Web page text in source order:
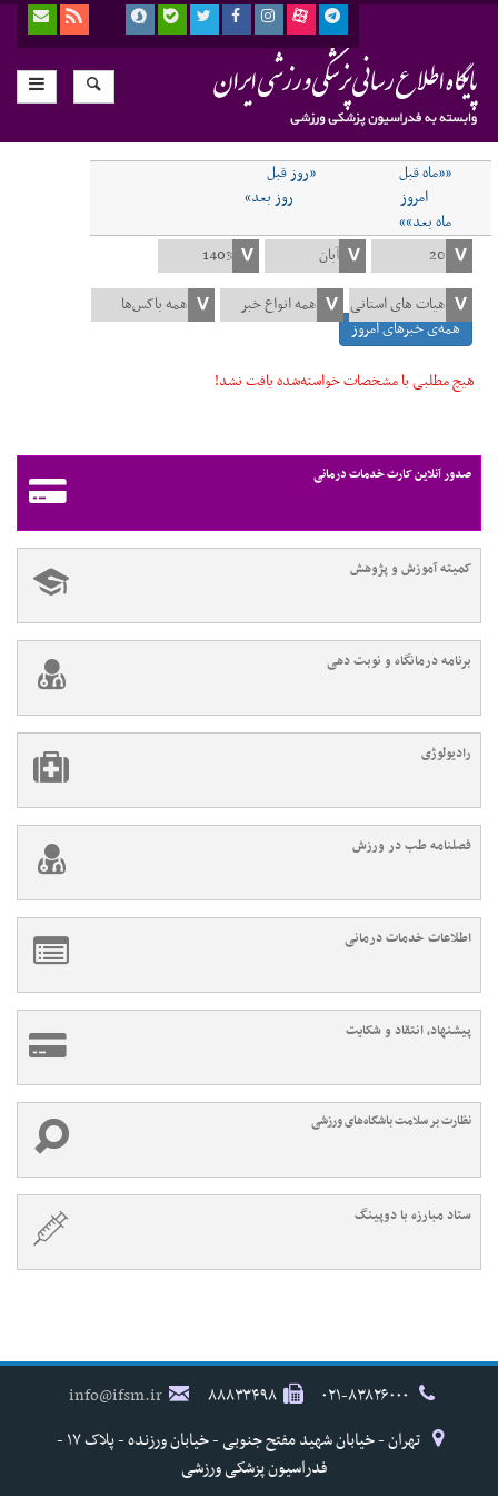
««ماه قبل
«روز قبل
امروز
روز بعد»
ماه بعد»»
همه‌ی خبرهای امروز
هیچ مطلبی با مشخصات خواسته‌شده یافت نشد!
صدور آنلاین کارت خدمات درمانی
کمیته آموزش و پژوهش
برنامه درمانگاه و نوبت دهی
رادیولوژی
فصلنامه طب در ورزش
اطلاعات خدمات درمانی
پیشنهاد، انتقاد و شکایت
نظارت بر سلامت باشگاه‌های ورزشی
ستاد مبارزه با دوپینگ
۸۸۸۳۳۴۹۸
info@ifsm.ir
تهران - خیابان شهید مفتح جنوبی - خیابان ورزنده - پلاک ۱۷ -
فدراسیون پزشکی ورزشی